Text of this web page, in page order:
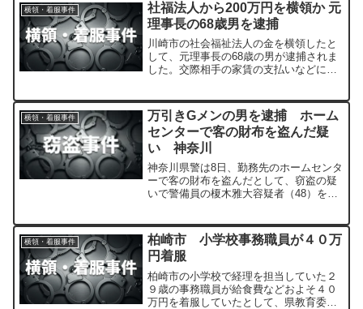
横領・着服事件
社福法人から200万円を横領か 元
理事長の68歳男を逮捕
川崎市の社会福祉法人の金を横領したと
して、元理事長の68歳の男が逮捕されま
した。交際相手の家賃の支払いなどに使
横領・着服事件
万引きGメンの男を逮捕 ホーム
センターで客の財布を盗んだ疑
い 神奈川
神奈川県警は8日、勤務先のホームセンタ
ーで客の財布を盗んだとして、窃盗の疑
いで警備員の榎木雅大容疑者（48）を逮
横領・着服事件
柏崎市 小学校事務職員が４０万
円着服
柏崎市の小学校で経理を担当していた２
９歳の事務職員が給食費などおよそ４０
万円を着服していたとして、県教育委員